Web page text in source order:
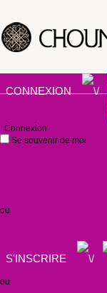
CONNEXION
Connexion
Se souvenir de moi
ou
S'INSCRIRE
ou